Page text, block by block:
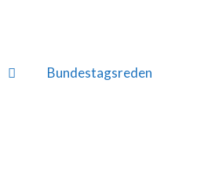
Bundestagsreden